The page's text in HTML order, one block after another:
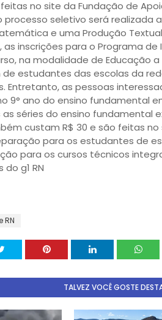
no site da Fundação de
processo seletivo será realizada
e uma Produção
as inscrições para o Programa
na modalidade de Educação
estudantes das escolas da
Entretanto, as pessoas
9° ano do ensino fundamental
séries do ensino fundamental
custam R$ 30 e são feitas no
para os estudantes de
para os cursos técnicos
g1 RN
RN
TALVEZ VOCÊ GOSTE